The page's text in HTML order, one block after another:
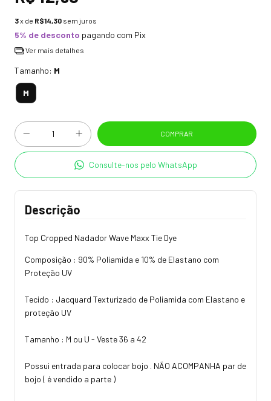
3x de R$14,30 sem juros
5% de desconto pagando com Pix
Ver mais detalhes
Tamanho: M
M
Consulte-nos pelo WhatsApp
Descrição
Top Cropped Nadador Wave Maxx Tie Dye
Composição : 90% Poliamida e 10% de Elastano com
Proteção UV
Tecido : Jacquard Texturizado de Poliamida com Elastano e
proteção UV
Tamanho : M ou U - Veste 36 a 42
Possui entrada para colocar bojo . NÃO ACOMPANHA par de
bojo ( é vendido a parte )